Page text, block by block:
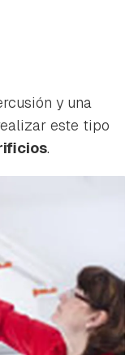
y una
este tipo
.